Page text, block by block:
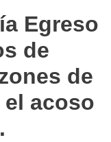
Egreso
de
de
acoso